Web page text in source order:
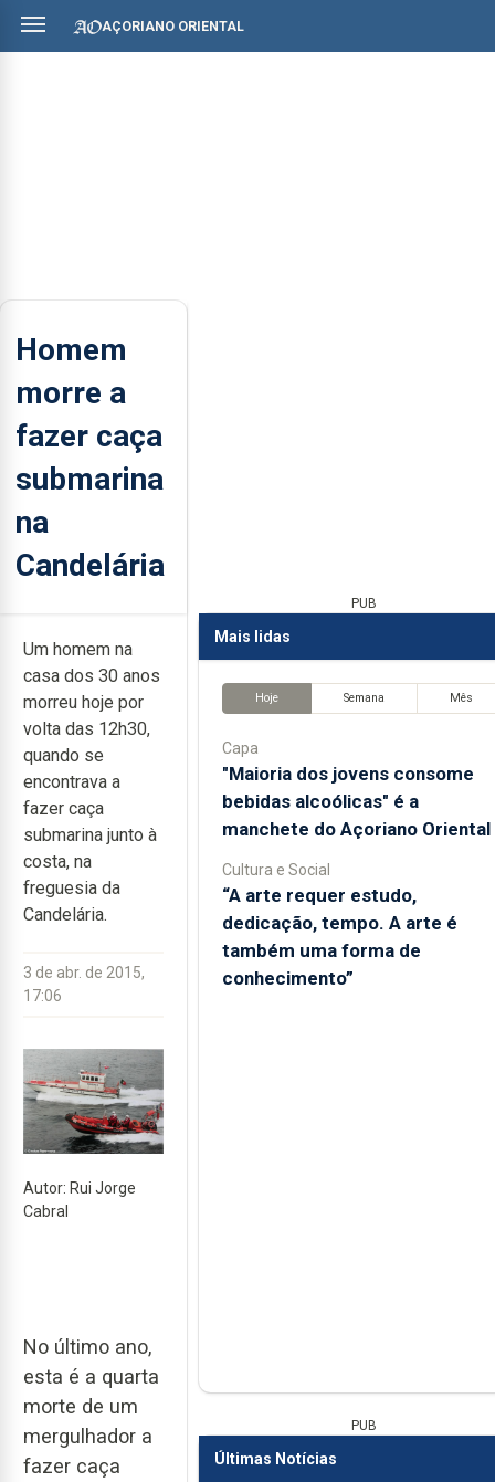
AÇORIANO ORIENTAL
Homem
morre a
fazer caça
submarina
na
Candelária
Um homem na
casa dos 30 anos
morreu hoje por
volta das 12h30,
quando se
encontrava a
fazer caça
submarina junto à
costa, na
freguesia da
Candelária.
3 de abr. de 2015,
17:06
Autor: Rui Jorge
Cabral
No último ano,
esta é a quarta
morte de um
mergulhador a
fazer caça
PUB
Mais lidas
Hoje Semana Mês
Capa
"Maioria dos jovens consome
bebidas alcoólicas" é a
manchete do Açoriano Oriental
Cultura e Social
“A arte requer estudo,
dedicação, tempo. A arte é
também uma forma de
conhecimento”
PUB
Últimas Notícias